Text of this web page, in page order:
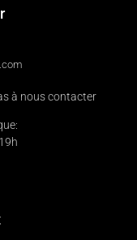
à nous contacter